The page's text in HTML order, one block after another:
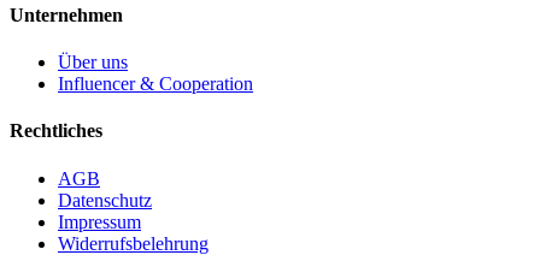
Unternehmen
Über uns
Influencer & Cooperation
Rechtliches
AGB
Datenschutz
Impressum
Widerrufsbelehrung